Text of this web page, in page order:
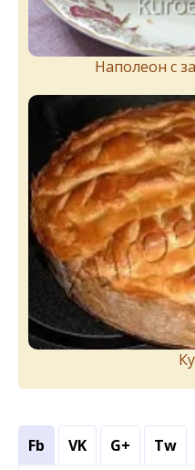
Наполеон с
Fb VK G+ Tw